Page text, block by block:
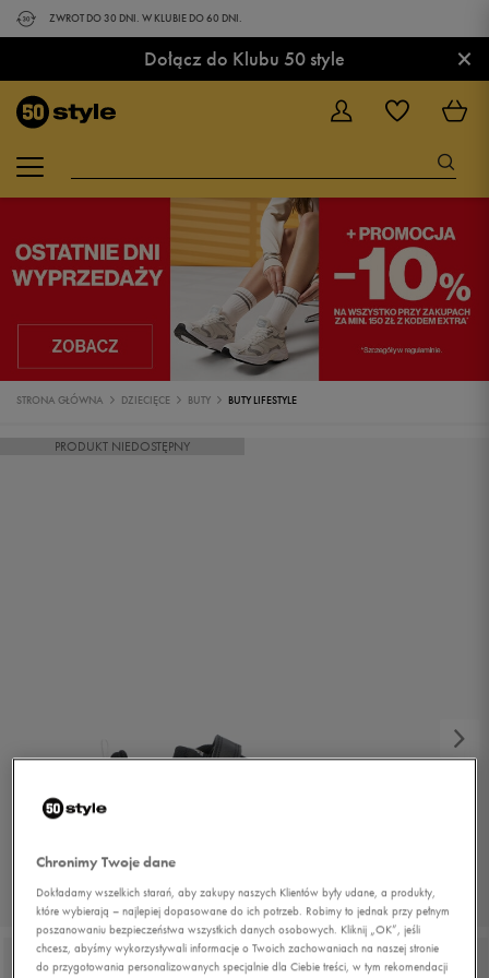
ZWROT DO 30 DNI. W KLUBIE DO 60 DNI.
Dołącz do Klubu 50 style ×
STRONA GŁÓWNA DZIECIĘCE BUTY BUTY LIFESTYLE
PRODUKT NIEDOSTĘPNY
Chronimy Twoje dane
Dokładamy wszelkich starań, aby zakupy naszych Klientów były udane, a produkty,
które wybierają – najlepiej dopasowane do ich potrzeb. Robimy to jednak przy pełnym
poszanowaniu bezpieczeństwa wszystkich danych osobowych. Kliknij „OK”, jeśli
chcesz, abyśmy wykorzystywali informacje o Twoich zachowaniach na naszej stronie
do przygotowania personalizowanych specjalnie dla Ciebie treści, w tym rekomendacji